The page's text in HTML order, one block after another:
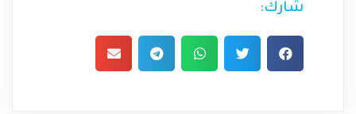
شارك: